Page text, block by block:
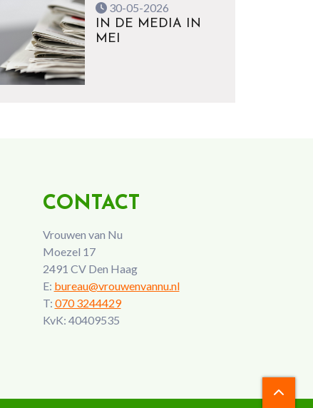
30-05-2026
IN DE MEDIA IN
MEI
CONTACT
Vrouwen van Nu
Moezel 17
2491 CV Den Haag
E: bureau@vrouwenvannu.nl
T: 070 3244429
KvK: 40409535